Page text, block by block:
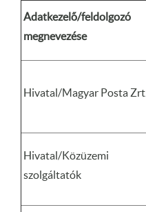
Adatkezelő/feldolgozó
megnevezése
Hivatal/Magyar Posta Zrt.
Hivatal/Közüzemi
szolgáltatók